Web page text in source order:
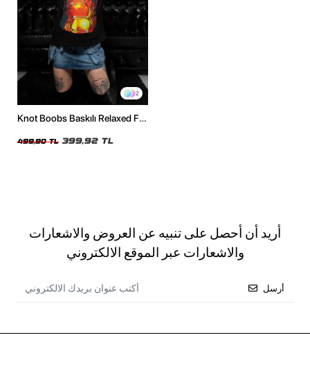
2
Knot Boobs Baskılı Relaxed Fit
499,90 TL 399,92 TL
أريد أن أحصل على تنبيه عن العروض والاشعارات
والاشعارات عبر الموقع الالكتروني
أرسل